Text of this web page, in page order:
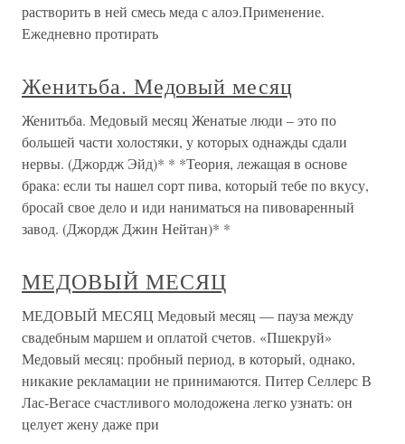
растворить в ней смесь меда с алоэ.Применение.
Ежедневно протирать
Женитьба. Медовый месяц
Женитьба. Медовый месяц Женатые люди – это по
большей части холостяки, у которых однажды сдали
нервы. (Джордж Эйд)* * *Теория, лежащая в основе
брака: если ты нашел сорт пива, который тебе по вкусу,
бросай свое дело и иди наниматься на пивоваренный
завод. (Джордж Джин Нейтан)* *
МЕДОВЫЙ МЕСЯЦ
МЕДОВЫЙ МЕСЯЦ Медовый месяц — пауза между
свадебным маршем и оплатой счетов. «Пшекруй»
Медовый месяц: пробный период, в который, однако,
никакие рекламации не принимаются. Питер Селлерс В
Лас-Вегасе счастливого молодожена легко узнать: он
целует жену даже при